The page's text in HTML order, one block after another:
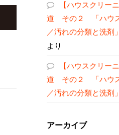
【ハウスクリー
道 その２ 「ハウ
／汚れの分類と洗剤」
より
【ハウスクリー
道 その２ 「ハウ
／汚れの分類と洗剤」
アーカイブ